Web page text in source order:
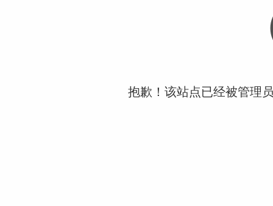
抱歉！该站点已经被管理